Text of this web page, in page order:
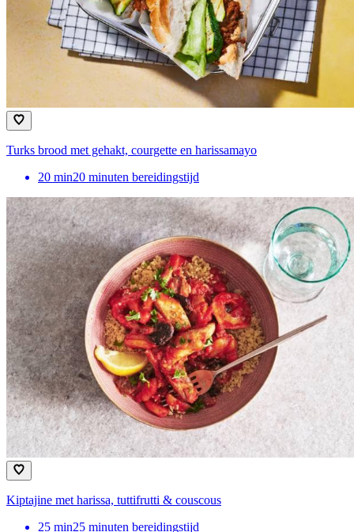
Turks brood met gehakt, courgette en harissamayo
20 min20 minuten bereidingstijd
Kiptajine met harissa, tuttifrutti & couscous
25 min25 minuten bereidingstijd